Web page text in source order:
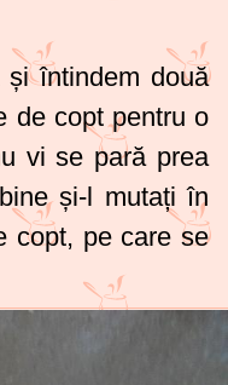
întindem două
de copt pentru o
vi se pară prea
și-l mutați în
copt, pe care se